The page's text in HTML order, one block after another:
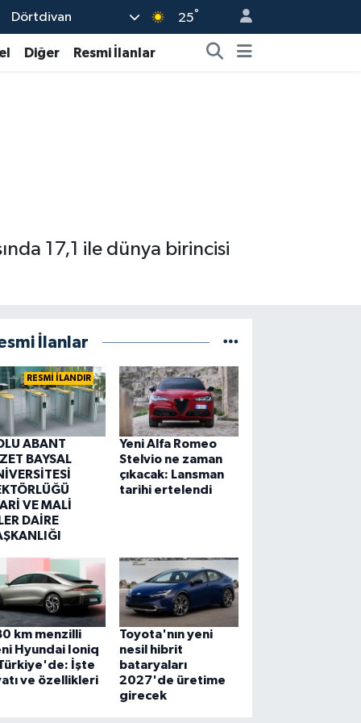
Dörtdivan 25°
Diğer Resmi İlanlar
17,1 ile dünya birincisi
İlanlar
RESMİ İLANDIR
ABANT
BAYSAL
VE MALİ
DAİRE
Yeni Alfa Romeo
Stelvio ne zaman
çıkacak: Lansman
tarihi ertelendi
km menzilli
Hyundai Ioniq
İşte
ve özellikleri
Toyota'nın yeni
nesil hibrit
bataryaları
2027'de üretime
girecek